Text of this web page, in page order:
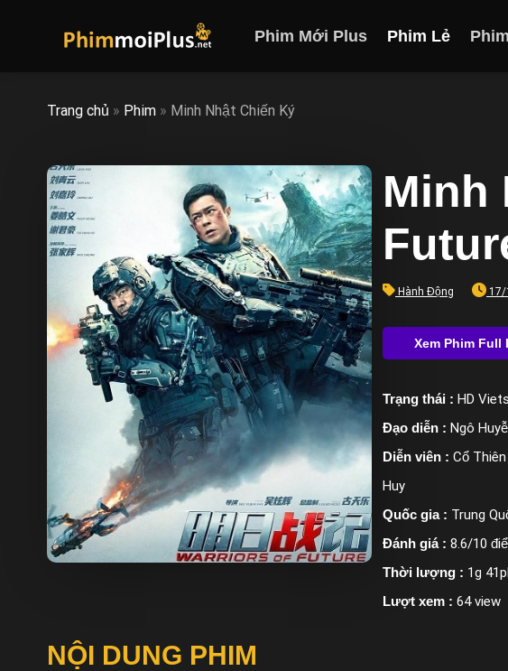
Phim Mới Plus Phim Lẻ
Trang chủ » Phim » Minh Nhật Chiến Ký
Minh
Hành Động 17/
Trạng thái : HD
Đạo diễn : Ngô
Diễn viên : Cổ
Huy
Quốc gia : Trung
Đánh giá : 8.6/10
Thời lượng : 1g
Lượt xem : 64 view
NỘI DUNG PHIM